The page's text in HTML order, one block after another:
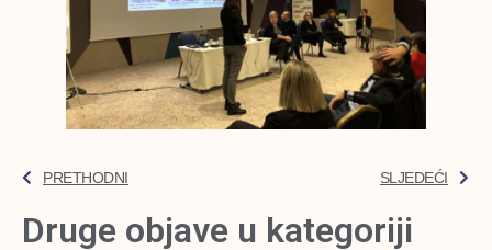
PRETHODNI SLJEDEĆI
Druge objave u kategoriji